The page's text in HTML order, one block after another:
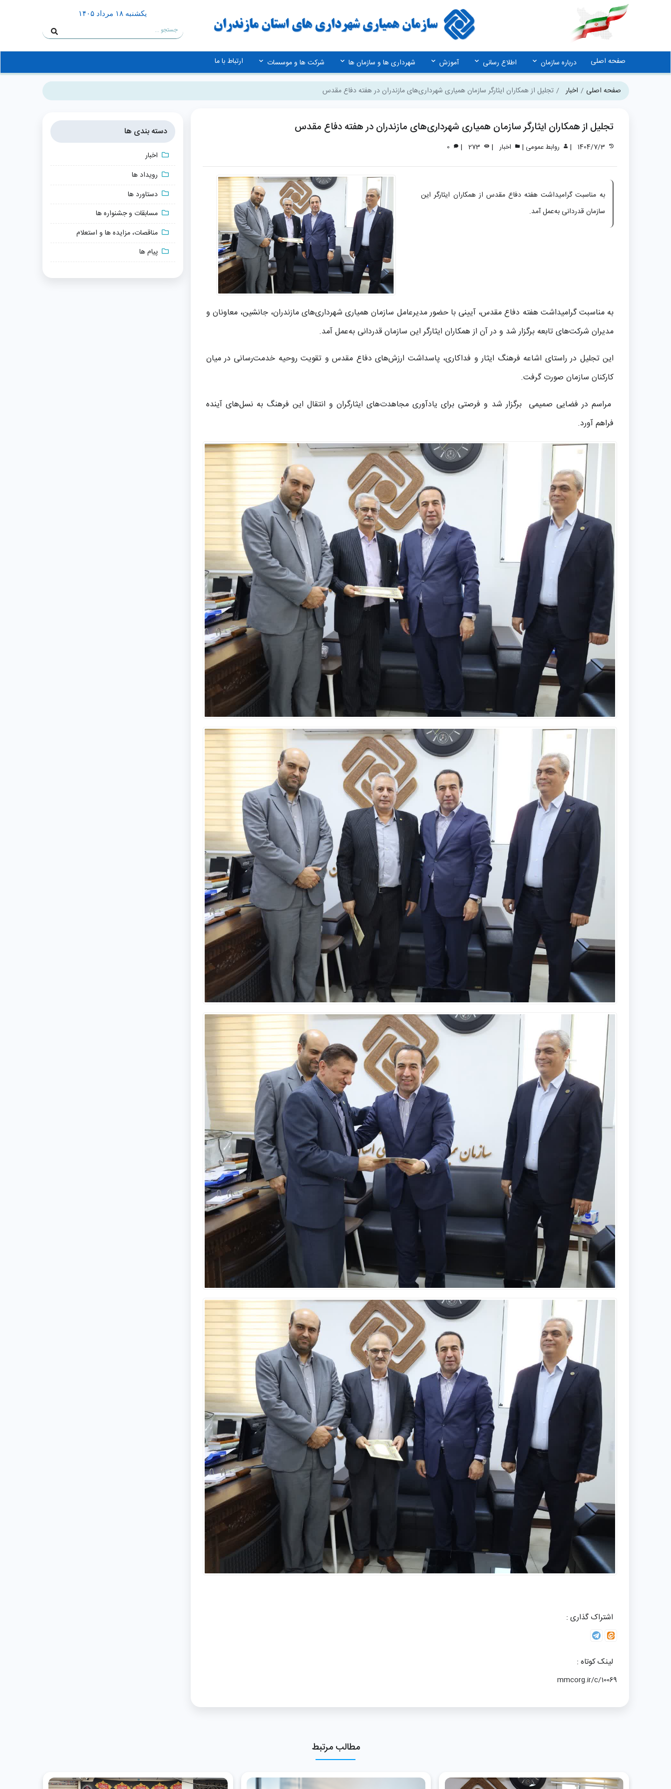
يكشنبه ۱۸ مرداد ۱۴۰۵
صفحه اصلی درباره سازمان اطلاع رسانی آموزش شهرداری ها و سازمان ها شرکت ها و موسسات ارتباط با ما
صفحه اصلی اخبار تجلیل از همکاران ایثارگر سازمان همیاری شهرداری‌های مازندران در هفته دفاع مقدس
تجلیل از همکاران ایثارگر سازمان همیاری شهرداری‌های مازندران در هفته دفاع مقدس
| روابط عمومی | اخبار |
|
به مناسبت گرامیداشت هفته دفاع مقدس از همکاران ایثارگر این
سازمان قدردانی به‌عمل آمد.
به مناسبت گرامیداشت هفته دفاع مقدس، آیینی با حضور مدیرعامل سازمان همیاری شهرداری‌های مازندران، جانشین، معاونان و
مدیران شرکت‌های تابعه برگزار شد و در آن از همکاران ایثارگر این سازمان قدردانی به‌عمل آمد.
این تجلیل در راستای اشاعه فرهنگ ایثار و فداکاری، پاسداشت ارزش‌های دفاع مقدس و تقویت روحیه خدمت‌رسانی در میان
کارکنان سازمان صورت گرفت.
مراسم در فضایی صمیمی برگزار شد و فرصتی برای یادآوری مجاهدت‌های ایثارگران و انتقال این فرهنگ به نسل‌های آینده
فراهم آورد.
اشتراک گذاری :
لینک کوتاه :
mmcorg.ir/c/10069
دسته بندی ها
اخبار
رویداد ها
دستاورد ها
مسابقات و جشنواره ها
مناقصات، مزایده ها و استعلام
پیام ها
مطالب مرتبط